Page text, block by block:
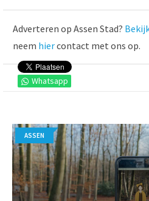
Whatsapp
Adverteren op Assen Stad?
neem hiercontact met ons op.
ASSEN